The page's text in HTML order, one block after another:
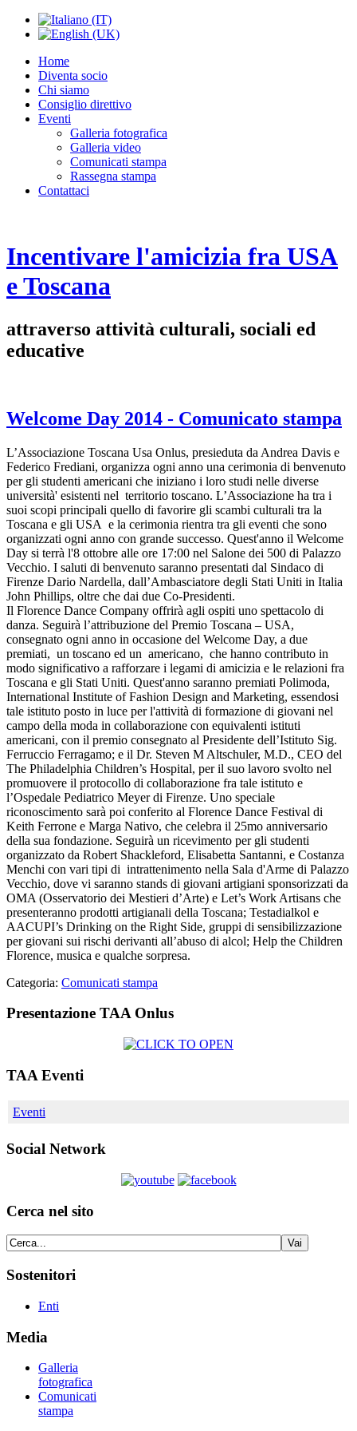
Home
Diventa socio
Chi siamo
Consiglio direttivo
Eventi
Galleria fotografica
Galleria video
Comunicati stampa
Rassegna stampa
Contattaci
Incentivare l'amicizia fra USA
e Toscana
attraverso attività culturali, sociali ed
educative
Welcome Day 2014 - Comunicato stampa
L’Associazione Toscana Usa Onlus, presieduta da Andrea Davis e
Federico Frediani, organizza ogni anno una cerimonia di benvenuto
per gli studenti americani che iniziano i loro studi nelle diverse
università' esistenti nel territorio toscano. L’Associazione ha tra i
suoi scopi principali quello di favorire gli scambi culturali tra la
Toscana e gli USA e la cerimonia rientra tra gli eventi che sono
organizzati ogni anno con grande successo. Quest'anno il Welcome
Day si terrà l'8 ottobre alle ore 17:00 nel Salone dei 500 di Palazzo
Vecchio. I saluti di benvenuto saranno presentati dal Sindaco di
Firenze Dario Nardella, dall’Ambasciatore degli Stati Uniti in Italia
John Phillips, oltre che dai due Co-Presidenti.
Il Florence Dance Company offrirà agli ospiti uno spettacolo di
danza. Seguirà l’attribuzione del Premio Toscana – USA,
consegnato ogni anno in occasione del Welcome Day, a due
premiati, un toscano ed un americano, che hanno contributo in
modo significativo a rafforzare i legami di amicizia e le relazioni fra
Toscana e gli Stati Uniti. Quest'anno saranno premiati Polimoda,
International Institute of Fashion Design and Marketing, essendosi
tale istituto posto in luce per l'attività di formazione di giovani nel
campo della moda in collaborazione con equivalenti istituti
americani, con il premio consegnato al Presidente dell’Istituto Sig.
Ferruccio Ferragamo; e il Dr. Steven M Altschuler, M.D., CEO del
The Philadelphia Children’s Hospital, per il suo lavoro svolto nel
promuovere il protocollo di collaborazione fra tale istituto e
l’Ospedale Pediatrico Meyer di Firenze. Uno speciale
riconoscimento sarà poi conferito al Florence Dance Festival di
Keith Ferrone e Marga Nativo, che celebra il 25mo anniversario
della sua fondazione. Seguirà un ricevimento per gli studenti
organizzato da Robert Shackleford, Elisabetta Santanni, e Costanza
Menchi con vari tipi di intrattenimento nella Sala d'Arme di Palazzo
Vecchio, dove vi saranno stands di giovani artigiani sponsorizzati da
OMA (Osservatorio dei Mestieri d’Arte) e Let’s Work Artisans che
presenteranno prodotti artigianali della Toscana; Testadialkol e
AACUPI’s Drinking on the Right Side, gruppi di sensibilizzazione
per giovani sui rischi derivanti all’abuso di alcol; Help the Children
Florence, musica e qualche sorpresa.
Categoria: Comunicati stampa
Presentazione TAA Onlus
TAA Eventi
Eventi
Social Network
Cerca nel sito
Sostenitori
Enti
Media
Galleria
fotografica
Comunicati
stampa